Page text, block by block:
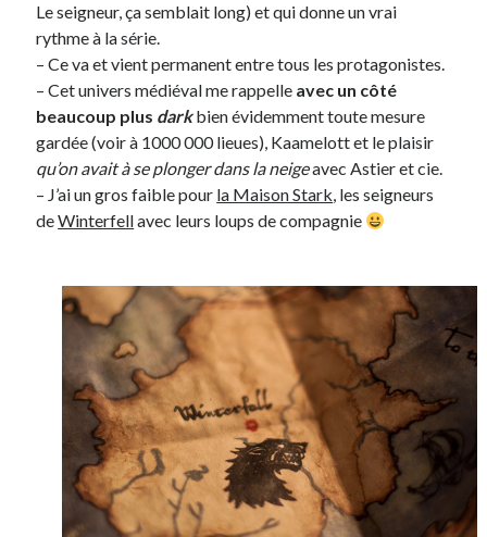
Le seigneur, ça semblait long) et qui donne un vrai
rythme à la série.
– Ce va et vient permanent entre tous les protagonistes.
– Cet univers médiéval me rappelle avec un côté
beaucoup plus darkbien évidemment toute mesure
gardée (voir à 1000 000 lieues), Kaamelott et le plaisir
qu’on avait à se plonger dans la neigeavec Astier et cie.
– J’ai un gros faible pour la Maison Stark, les seigneurs
deWinterfellavec leurs loups de compagnie